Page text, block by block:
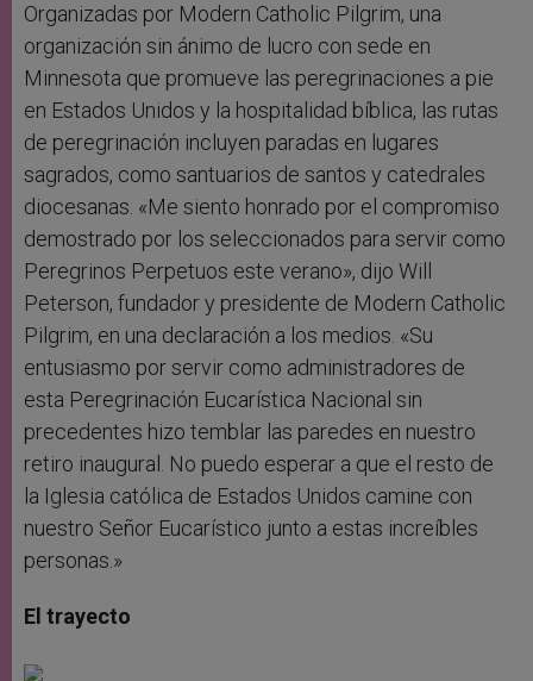
Organizadas por Modern Catholic Pilgrim, una
organización sin ánimo de lucro con sede en
Minnesota que promueve las peregrinaciones a pie
en Estados Unidos y la hospitalidad bíblica, las rutas
de peregrinación incluyen paradas en lugares
sagrados, como santuarios de santos y catedrales
diocesanas. «Me siento honrado por el compromiso
demostrado por los seleccionados para servir como
Peregrinos Perpetuos este verano», dijo Will
Peterson, fundador y presidente de Modern Catholic
Pilgrim, en una declaración a los medios. «Su
entusiasmo por servir como administradores de
esta Peregrinación Eucarística Nacional sin
precedentes hizo temblar las paredes en nuestro
retiro inaugural. No puedo esperar a que el resto de
la Iglesia católica de Estados Unidos camine con
nuestro Señor Eucarístico junto a estas increíbles
personas.»
El trayecto